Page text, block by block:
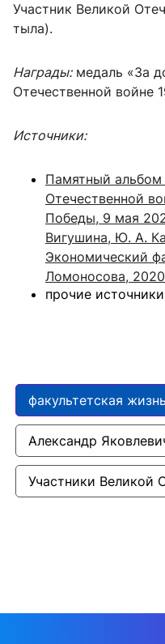
Участник Великой
тыла).
Награды:медаль «За
Отечественной войне
Источники:
Памятный альбом
Отечественной
Победы, 9 мая
Вигушина, Ю. А.
Экономический
Ломоносова, 2020
прочие
факультетская жизнь
Александр
Участники Великой